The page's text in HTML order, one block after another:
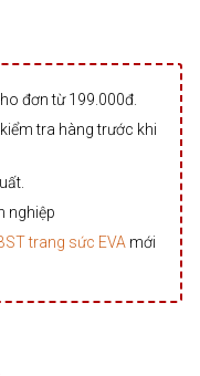
đơn từ 199.000đ.
tra hàng trước khi
nghiệp
trang sức EVA mới